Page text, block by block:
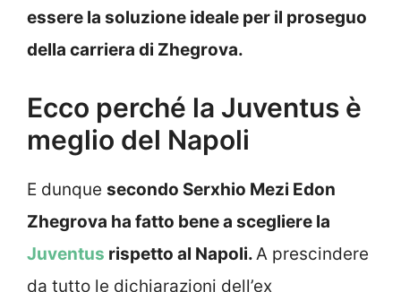
essere la soluzione ideale per il proseguo
della carriera di Zhegrova.
Ecco perché la Juventus è
meglio del Napoli
E dunque secondo Serxhio Mezi Edon
Zhegrova ha fatto bene a scegliere la
Juventus rispetto al Napoli.A prescindere
da tutto le dichiarazioni dell’ex